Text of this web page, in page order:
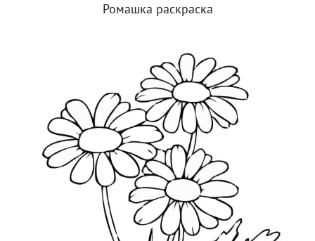
Ромашка раскраска